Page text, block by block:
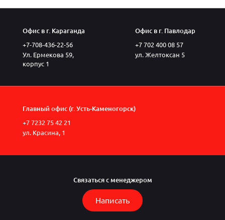
Офис в г. Караганда
+7-708-436-22-56
Ул. Ермекова 59,
корпус 1
Офис в г. Павлодар
+7 702 400 08 57
ул. Желтоксан 5
Главный офис (г. Усть-Каменогорск)
+7 7232 75 42 21
ул. Красина, 1
Связаться с менеджером
Написать